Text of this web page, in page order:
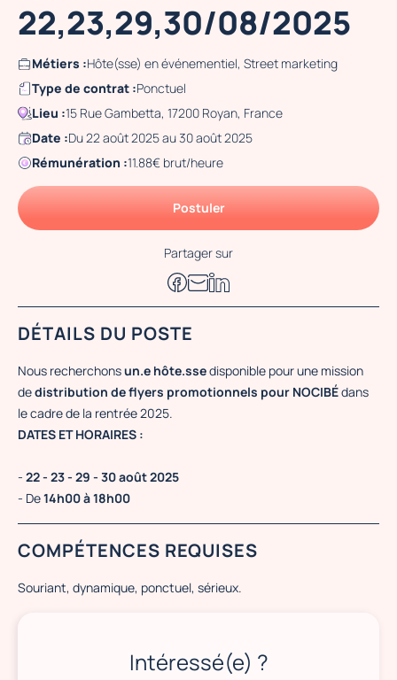
22,23,29,30/08/2025
Métiers :Hôte(sse) en événementiel, Street marketing
Type de contrat :Ponctuel
Lieu :15 Rue Gambetta, 17200 Royan, France
Date :Du 22 août 2025 au 30 août 2025
Rémunération :11.88€ brut/heure
Postuler
Partager sur
DÉTAILS DU POSTE
Nous recherchonsun.e hôte.ssedisponible pour une mission
dedistribution de flyers promotionnels pour NOCIBÉdans
le cadre de la rentrée 2025.
DATES ET HORAIRES :
- 22 - 23 - 29 - 30 août 2025
- De14h00 à 18h00
COMPÉTENCES REQUISES
Souriant, dynamique, ponctuel, sérieux.
Intéressé(e) ?